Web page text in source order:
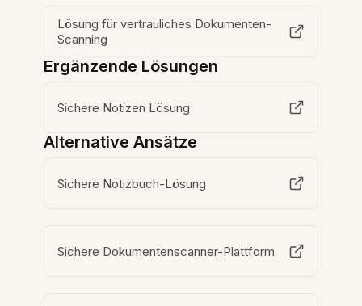
Lösung für vertrauliches Dokumenten-
Scanning
Ergänzende Lösungen
Sichere Notizen Lösung
Alternative Ansätze
Sichere Notizbuch-Lösung
Sichere Dokumentenscanner-Plattform